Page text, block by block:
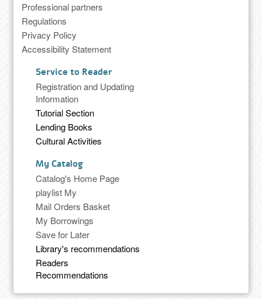
Professional partners
Regulations
Privacy Policy
Accessibility Statement
Service to Reader
Registration and Updating
Information
Tutorial Section
Lending Books
Cultural Activities
My Catalog
Catalog's Home Page
playlist My
Mail Orders Basket
My Borrowings
Save for Later
Library's recommendations
Readers
Recommendations